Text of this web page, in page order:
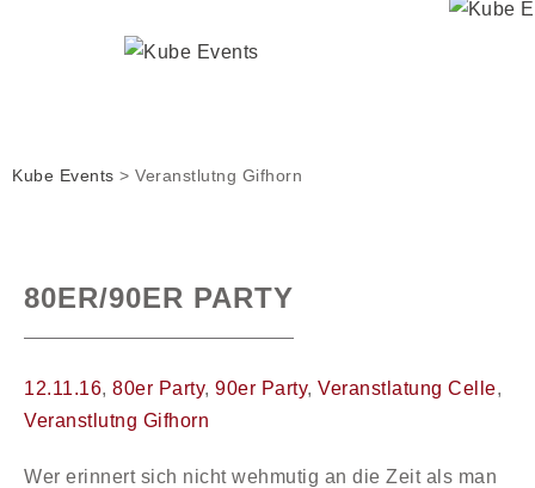
Kube Events > Veranstlutng Gifhorn
80ER/90ER PARTY
12.11.16, 80er Party, 90er Party, Veranstlatung Celle,
Veranstlutng Gifhorn
Wer erinnert sich nicht wehmutig an die Zeit als man